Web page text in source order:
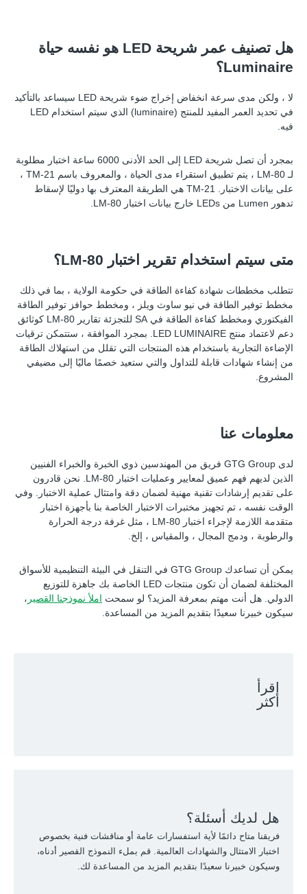
هل تصنيف عمر شريحة LED هو نفسه حياة
Luminaire؟
لا ، ولكن مدى سرعة انخفاض إخراج ضوء شريحة LED سيساعد بالتأكيد
في تحديد العمر المفيد للمنتج (luminaire) الذي سيتم استخدام LED
فيه.
بمجرد أن تصل شريحة LED إلى الحد الأدنى 6000 ساعة اختبار مطلوبة
لـ LM-80 ، يتم تطبيق استقراء مدى الحياة ، والمعروف باسم TM-21 ،
على بيانات الاختبار. TM-21 هي الطريقة المعترف بها دوليًا لإسقاط
تدهور Lumen من LEDs خارج بيانات اختبار LM-80.
متى سيتم استخدام تقرير اختبار LM-80؟
تتطلب مخططات شهادة كفاءة الطاقة في حكومة الولاية ، بما في ذلك
مخطط توفير الطاقة في نيو ساوث ويلز ، ومخطط حوافز توفير الطاقة
الفيكتوري ومخطط كفاءة الطاقة في SA للتجزئة تقارير LM-80 كوثائق
دعم لاعتماد منتج LED LUMINAIRE. بمجرد الموافقة ، ستتمكن ترقيات
الإضاءة التجارية باستخدام هذه المنتجات التي تقلل من استهلاك الطاقة
من إنشاء شهادات قابلة للتداول والتي ستعيد خصمًا ماليًا إلى مضيفي
المشروع.
معلومات عنا
لدى GTG Group فريق من المهندسين ذوي الخبرة والخبراء الفنيين
الذين لديهم فهم عميق لمعايير وعمليات اختبار LM-80. نحن قادرون
على تقديم إرشادات تقنية مهنية لضمان دقة وامتثال عملية الاختبار. وفي
الوقت نفسه ، تم تجهيز مختبرات الاختبار الخاصة بنا بأجهزة اختبار
متقدمة اللازمة لإجراء اختبار LM-80 ، مثل غرفة درجة الحرارة
والرطوبة ، ودمج المجال ، والمقياس ، إلخ.
يمكن أن تساعدك GTG Group في التنقل في البيئة التنظيمية للأسواق
المختلفة لضمان أن تكون منتجات LED الخاصة بك جاهزة للتوزيع
الدولي. هل أنت مهتم بمعرفة المزيد؟ لو سمحت املأ نموذجنا القصير ،
سيكون خبيرنا سعيدًا بتقديم المزيد من المساعدة.
اقرأ
أكثر
هل لديك أسئلة؟
فريقنا متاح دائمًا لأية استفسارات عامة أو مناقشات فنية بخصوص
اختبار الامتثال والشهادات العالمية. قم بملء النموذج القصير أدناه،
وسيكون خبيرنا سعيدًا بتقديم المزيد من المساعدة لك.